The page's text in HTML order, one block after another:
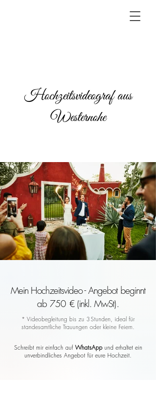
Hochzeitsvideograf aus
Westernohe
Mein Hochzeitsvideo - Angebot beginnt
ab 750 € (inkl. MwSt).
* Videobegleitung bis zu 3 Stunden, ideal für
standesamtliche Trauungen oder kleine Feiern.
Schreibt mir einfach auf WhatsAppund erhaltet ein
unverbindliches Angebot für eure Hochzeit.